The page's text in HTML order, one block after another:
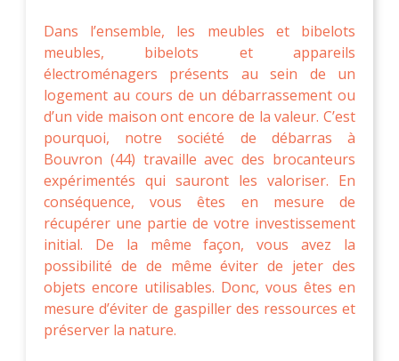
Dans l’ensemble, les meubles et bibelots
meubles, bibelots et appareils
électroménagers présents au sein de un
logement au cours de un débarrassement ou
d’un vide maison ont encore de la valeur. C’est
pourquoi, notre société de débarras à
Bouvron (44) travaille avec des brocanteurs
expérimentés qui sauront les valoriser. En
conséquence, vous êtes en mesure de
récupérer une partie de votre investissement
initial. De la même façon, vous avez la
possibilité de de même éviter de jeter des
objets encore utilisables. Donc, vous êtes en
mesure d’éviter de gaspiller des ressources et
préserver la nature.